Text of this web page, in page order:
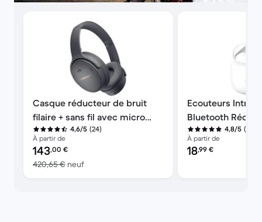
Casque réducteur de bruit
filaire + sans fil avec micro
Bose QuietComfort 45 - Noir
4,6/5 (24)
À partir de
Prix reconditionné :
143,00 €
420,65 € neufcontre 420,65 € neuf
Ecouteurs Intra-
Bluetooth
Fairplay Alaska
4,8/5 (50)
À partir de
Prix reconditionné :
18,99 €